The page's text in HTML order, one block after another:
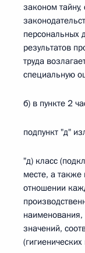
законом тайну,
персональных
результатов
труда
специальную
б) в пункте 2
подпункт "д"
"д) класс
месте, а также
отношении
значений,